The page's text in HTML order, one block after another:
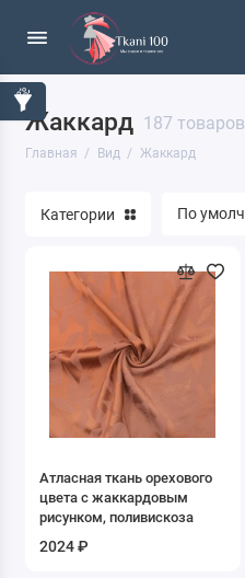
Жаккард 187 товаров
Главная Вид Жаккард
Атлас
Батист
Велсофт
Вельвет
Весовой лоскут
Дубленка искусственная
Категории
Атласная ткань орехового
цвета с жаккардовым
рисунком, поливискоза
2024 ₽